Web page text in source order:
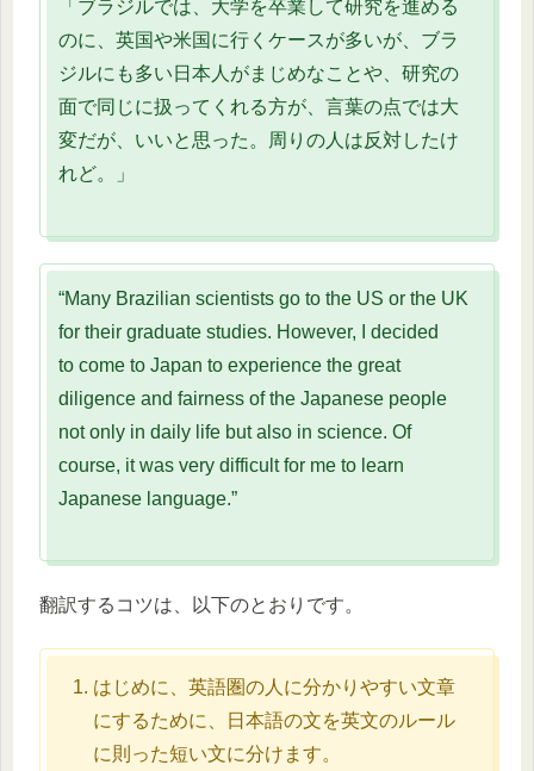
「ブラジルでは、大学を卒業して研究を進める
のに、英国や米国に行くケースが多いが、ブラ
ジルにも多い日本人がまじめなことや、研究の
面で同じに扱ってくれる方が、言葉の点では大
変だが、いいと思った。周りの人は反対したけ
れど。」
“Many Brazilian scientists go to the US or the UK
for their graduate studies. However, I decided
to come to Japan to experience the great
diligence and fairness of the Japanese people
not only in daily life but also in science. Of
course, it was very difficult for me to learn
Japanese language.”
翻訳するコツは、以下のとおりです。
はじめに、英語圏の人に分かりやすい文章
にするために、日本語の文を英文のルール
に則った短い文に分けます。